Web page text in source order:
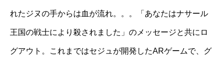
れたジヌの手からは血が流れ。。。「あなたはナサール
王国の戦士により殺されました」のメッセージと共にロ
グアウト。これまではセジュが開発したARゲームで、グ